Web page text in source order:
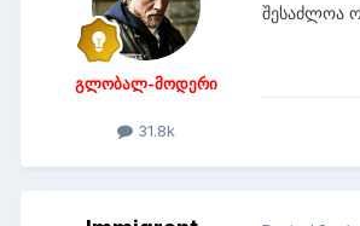
გლობალ-მოდერი
31.8k
შესაძლოა